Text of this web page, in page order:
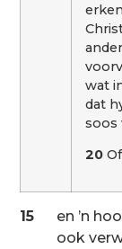
wat
dat
soos
20
15 en ’n
ook